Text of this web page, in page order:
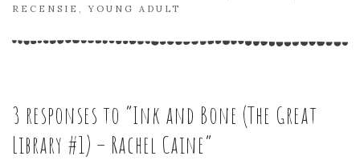
RECENSIE
,YOUNG ADULT
3 responses to “Ink and Bone (The Great
Library #1) – Rachel Caine”